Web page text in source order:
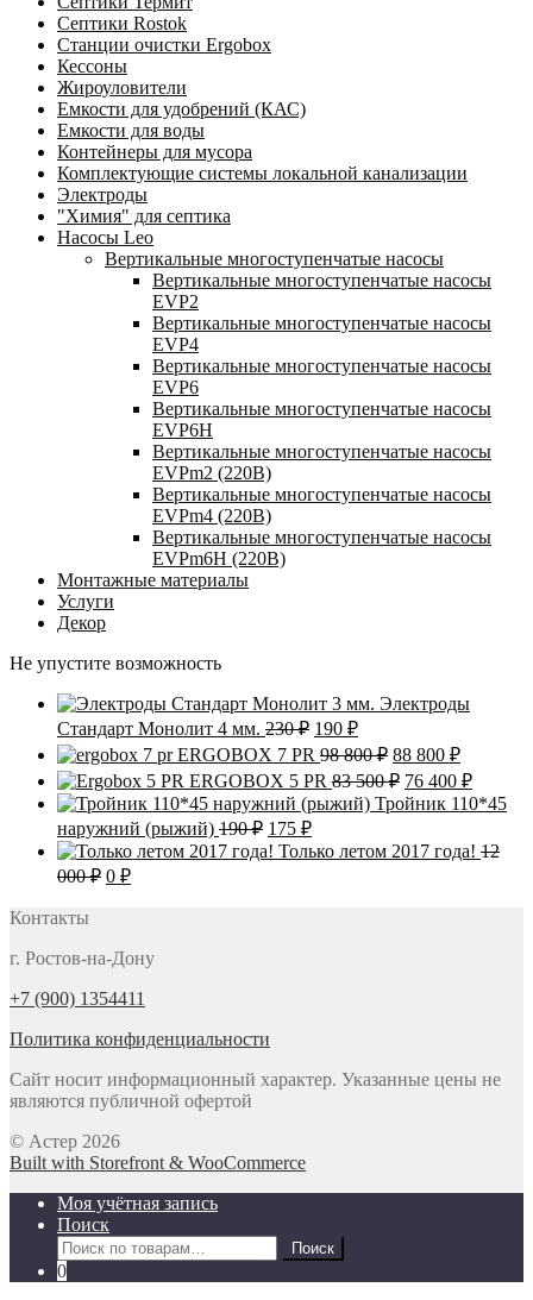
Септики Rostok
Станции очистки Ergobox
Кессоны
Жироуловители
Емкости для удобрений (КАС)
Емкости для воды
Контейнеры для мусора
Комплектующие системы локальной канализации
Электроды
"Химия" для септика
Насосы Leo
Вертикальные многоступенчатые насосы
Вертикальные многоступенчатые насосы
EVP2
Вертикальные многоступенчатые насосы
EVP4
Вертикальные многоступенчатые насосы
EVP6
Вертикальные многоступенчатые насосы
EVP6Н
Вертикальные многоступенчатые насосы
EVPm2 (220В)
Вертикальные многоступенчатые насосы
EVPm4 (220В)
Вертикальные многоступенчатые насосы
EVPm6Н (220В)
Монтажные материалы
Услуги
Декор
Не упустите возможность
Электроды
Стандарт Монолит 4 мм. 230₽ Первоначальная
цена
составляла
230 ₽.
190 ₽Текущая
цена:
190 ₽.
ERGOBOX 7 PR 98 800₽ Первоначальная
цена
составляла
98
88 800 ₽Текущая
цена:
88
800 ₽.
ERGOBOX 5 PR 83 500₽
цена
составляла
83
500 ₽.
76 400 ₽
цена:
76
400 ₽.
Тройник 110*45
наружний (рыжий) 190₽ Первоначальная
цена
составляла
175 ₽Текущая
цена:
Только летом 2017 года! 12
000₽ Первоначальная
000 ₽.
0 ₽Текущая
Контакты
г. Ростов-на-Дону
+7 (900) 1354411
Политика конфиденциальности
Сайт носит информационный характер. Указанные цены не
являются публичной офертой
© Астер 2026
Built with Storefront & WooCommerce
Моя учётная запись
Поиск
Искать:
Поиск
0